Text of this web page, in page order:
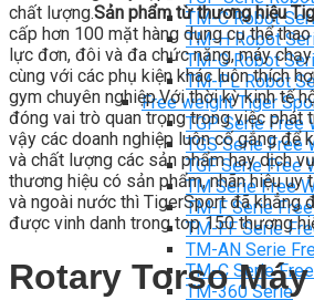
TM-C Robot
TM-H Robot
TM-G Robot
TM-PL Robot
Free weight Tiger
TGP Serie Free
TGS Serie Free
TGF Serie Free
TM Serie Free
TM-F Serie
TM-FF Serie
TM-AN Serie
TM-C Serie
TM-360 Serie
chất lượng.Sản phẩm từ thương hiệu
cấp hơn 100 mặt hàng dụng cụ thể
lực đơn, đôi và đa chức năng, máy
cùng với các phụ kiện khác luôn thích
gym chuyên nghiệp.Với thời kỳ kinh tế
đóng vai trò quan trọng trong việc phát
vậy các doanh nghiệp luôn cố gắng để
và chất lượng các sản phẩm hay dịch
thương hiệu có sản phẩm, nhãn hiệu
và ngoài nước thì TigerSport đã khẳng
được vinh danh trong top 150 thương
Rotary Torso